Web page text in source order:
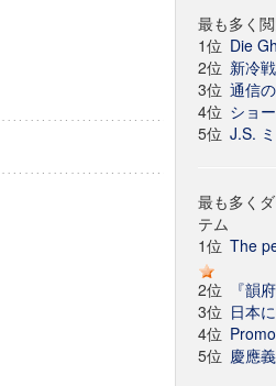
最も多く
1位 Die
2位 新冷
3位 通信
4位 ショ
5位 J.S.
最も多く
テム
1位 The
2位
『韻
3位 日本
4位
5位 慶應